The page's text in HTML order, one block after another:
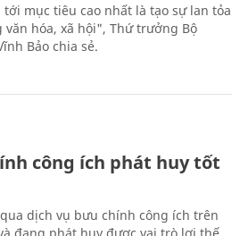
mục tiêu cao nhất là tạo sự lan tỏa
hóa, xã hội", Thứ trưởng Bộ
Bảo chia sẻ.
công ích phát huy tốt
dịch vụ bưu chính công ích trên